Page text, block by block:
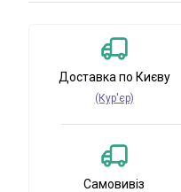
Доставка по Києву
(Кур'єр)
Самовивіз